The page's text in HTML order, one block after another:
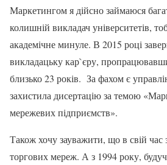
Маркетингом я дійсно займаюся
колишній викладач університетів,
академічне минуле. В 2015 році
викладацьку кар`єру,
близько 23 років. За фахом є
захистила дисертацію за темою
мережевих підприємств».
Також хочу зауважити, що в свій час
торгових мереж. А з 1994 року,